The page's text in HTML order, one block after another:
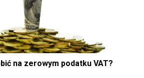
na zerowym podatku VAT?